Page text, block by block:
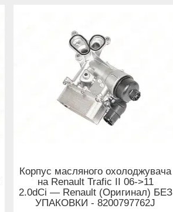
Корпус масляного охолоджувача
на Renault Trafic II 06->11
2.0dCi — Renault (Оригинал) БЕЗ
УПАКОВКИ - 8200797762J